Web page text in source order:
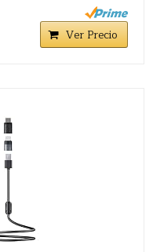
Ver Precio